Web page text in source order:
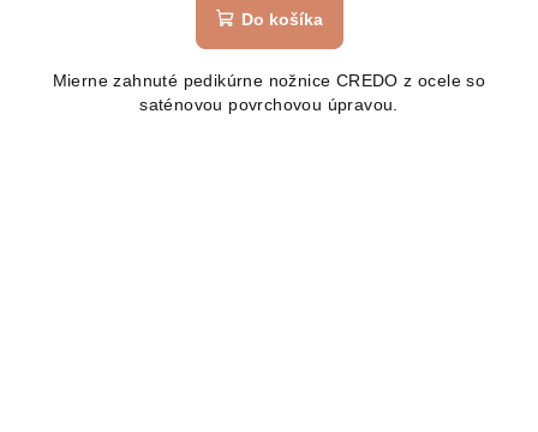
Do košíka
Mierne zahnuté pedikúrne nožnice CREDO z ocele so
saténovou povrchovou úpravou.